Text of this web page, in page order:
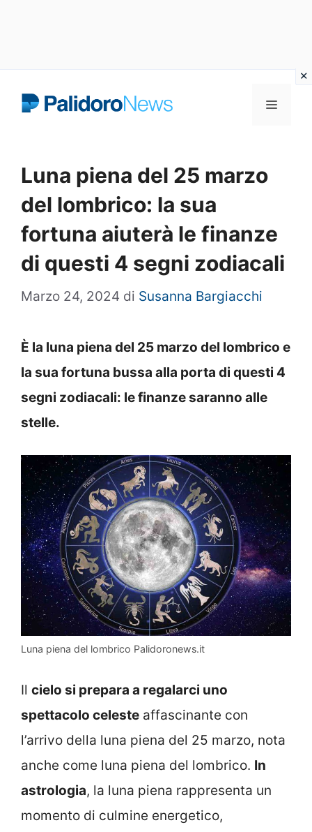
Menu
Luna piena del 25 marzo
del lombrico: la sua
fortuna aiuterà le finanze
di questi 4 segni zodiacali
Marzo 24, 2024 di Susanna Bargiacchi
È la luna piena del 25 marzo del lombrico e
la sua fortuna bussa alla porta di questi 4
segni zodiacali: le finanze saranno alle
stelle.
Luna piena del lombrico Palidoronews.it
Il cielo si prepara a regalarci uno
spettacolo celeste affascinante con
l’arrivo della luna piena del 25 marzo, nota
anche come luna piena del lombrico. In
astrologia, la luna piena rappresenta un
momento di culmine energetico,